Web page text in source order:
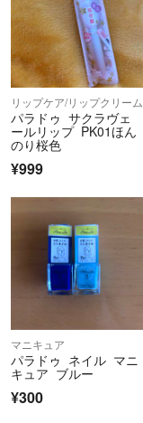
リップケア/リップクリーム
パラドゥ サクラヴェ
ールリップ PK01ほん
のり桜色
¥999
マニキュア
パラドゥ ネイル マニ
キュア ブルー
¥300